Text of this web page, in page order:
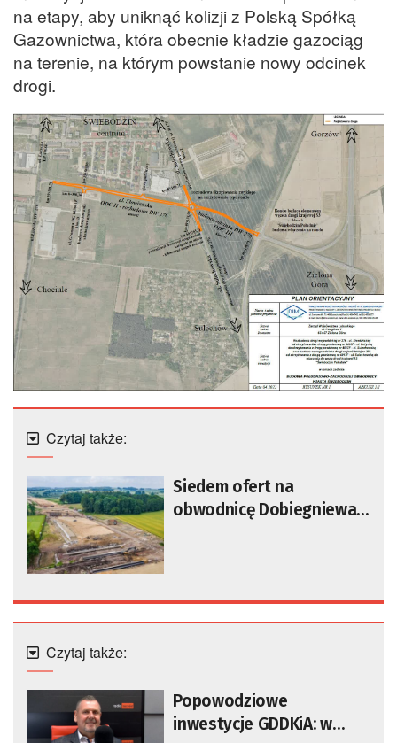
na etapy, aby uniknąć kolizji z Polską Spółką
Gazownictwa, która obecnie kładzie gazociąg
na terenie, na którym powstanie nowy odcinek
drogi.
Czytaj także:
Siedem ofert na
obwodnicę Dobiegniewa.
Czytaj także:
Popowodziowe
inwestycje GDDKiA: w